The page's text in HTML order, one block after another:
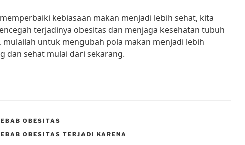
kebiasaan makan menjadi lebih sehat, kita
terjadinya obesitas dan menjaga kesehatan tubuh
mulailah untuk mengubah pola makan menjadi lebih
dan sehat mulai dari sekarang.
OBESITAS
OBESITAS TERJADI KARENA